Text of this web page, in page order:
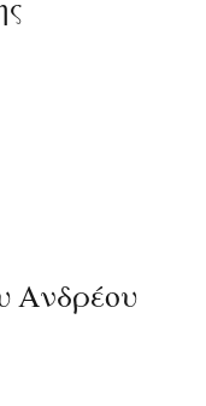
Ανδρέου